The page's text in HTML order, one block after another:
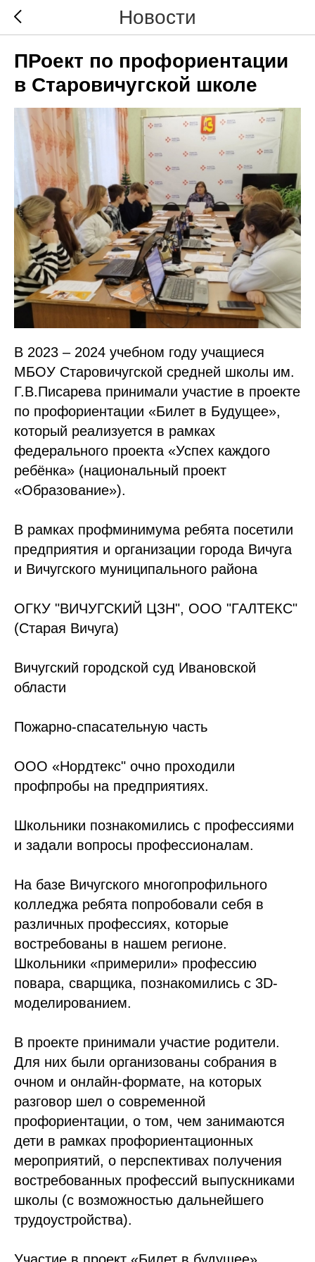
Новости
ПРоект по профориентации
в Старовичугской школе
В 2023 – 2024 учебном году учащиеся
МБОУ Старовичугской средней школы им.
Г.В.Писарева принимали участие в проекте
по профориентации «Билет в Будущее»,
который реализуется в рамках
федерального проекта «Успех каждого
ребёнка» (национальный проект
«Образование»).
В рамках профминимума ребята посетили
предприятия и организации города Вичуга
и Вичугского муниципального района
ОГКУ "ВИЧУГСКИЙ ЦЗН", ООО "ГАЛТЕКС"
(Старая Вичуга)
Вичугский городской суд Ивановской
области
Пожарно-спасательную часть
ООО «Нордтекс" очно проходили
профпробы на предприятиях.
Школьники познакомились с профессиями
и задали вопросы профессионалам.
На базе Вичугского многопрофильного
колледжа ребята попробовали себя в
различных профессиях, которые
востребованы в нашем регионе.
Школьники «примерили» профессию
повара, сварщика, познакомились с 3D-
моделированием.
В проекте принимали участие родители.
Для них были организованы собрания в
очном и онлайн-формате, на которых
разговор шел о современной
профориентации, о том, чем занимаются
дети в рамках профориентационных
мероприятий, о перспективах получения
востребованных профессий выпускниками
школы (с возможностью дальнейшего
трудоустройства).